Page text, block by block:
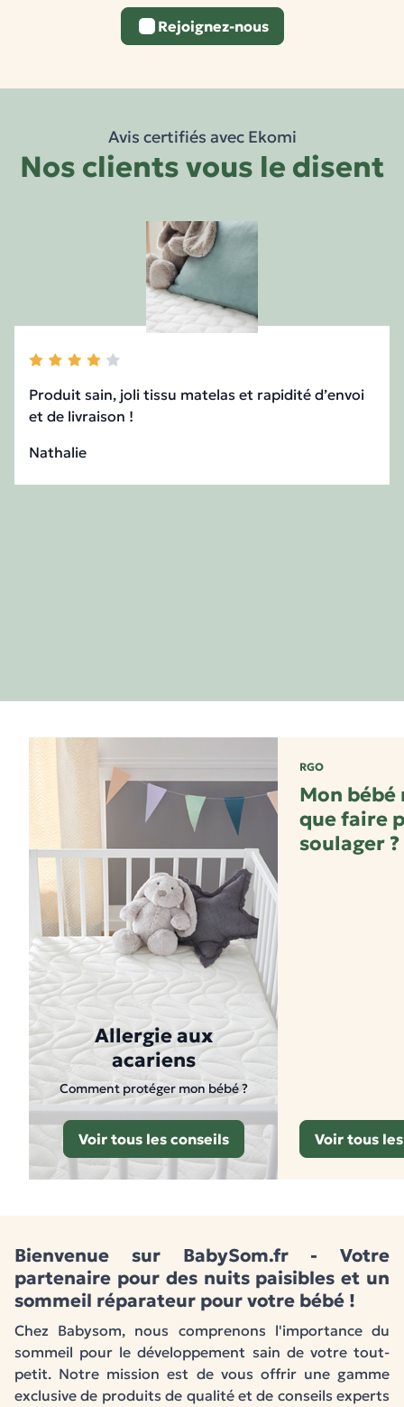
Rejoignez-nous
Avis certifiés avec Ekomi
Nos clients vous le disent
Produit sain, joli tissu matelas et rapidité d’envoi
et de livraison !
Nathalie
Nathalie
Allergie aux
acariens
Comment protéger mon bébé ?
Voir tous les conseils
RGO
Mon
que faire
soulager ?
Voir tous
Bienvenue sur BabySom.fr - Votre
partenaire pour des nuits paisibles et un
sommeil réparateur pour votre bébé !
Chez Babysom, nous comprenons l'importance du
sommeil pour le développement sain de votre tout-
petit. Notre mission est de vous offrir une gamme
exclusive de produits de qualité et de conseils experts